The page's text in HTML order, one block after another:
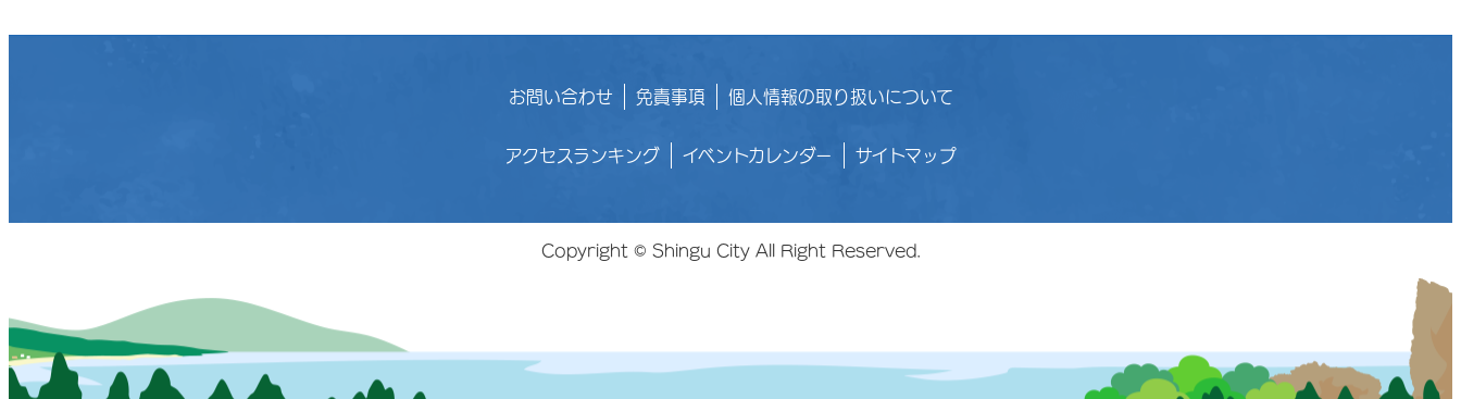
お問い合わせ 免責事項 個人情報の取り扱いについて
アクセスランキング イベントカレンダー サイトマップ
Copyright © Shingu City All Right Reserved.